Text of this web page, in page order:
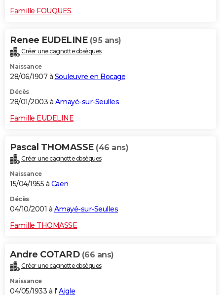
Famille FOUQUES
Renee EUDELINE (95 ans)
Créer une cagnotte obsèques
Naissance
28/06/1907 à Souleuvre en Bocage
Décès
28/01/2003 à Amayé-sur-Seulles
Famille EUDELINE
Pascal THOMASSE (46 ans)
Créer une cagnotte obsèques
Naissance
15/04/1955 à Caen
Décès
04/10/2001 à Amayé-sur-Seulles
Famille THOMASSE
Andre COTARD (66 ans)
Créer une cagnotte obsèques
Naissance
04/05/1933 à l' Aigle